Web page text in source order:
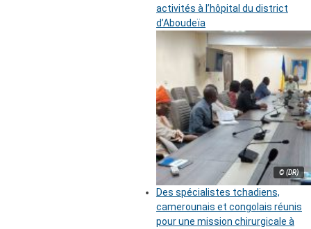
activités à l’hôpital du district
d’Aboudeïa
© (DR)
Des spécialistes tchadiens,
camerounais et congolais réunis
pour une mission chirurgicale à